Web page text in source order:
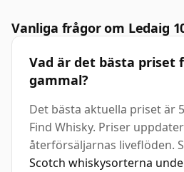
Vanliga frågor om Ledaig
Vad är det bästa priset
gammal?
Det bästa aktuella priset är
Find Whisky. Priser
återförsäljarnas liveflöden.
Scotch whiskysorterna